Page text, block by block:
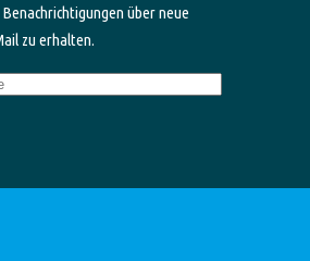
über neue
zu erhalten.